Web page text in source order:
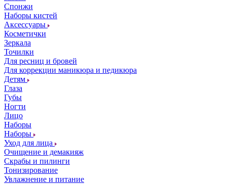
Спонжи
Наборы кистей
Аксессуары
Косметички
Зеркала
Точилки
Для ресниц и бровей
Для коррекции маникюра и педикюра
Детям
Глаза
Губы
Ногти
Лицо
Наборы
Наборы
Уход для лица
Очищение и демакияж
Скрабы и пилинги
Тонизирование
Увлажнение и питание